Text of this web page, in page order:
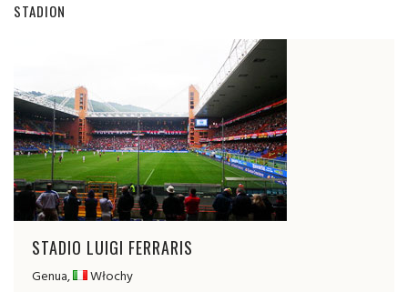
STADION
STADIO LUIGI FERRARIS
Genua, Włochy